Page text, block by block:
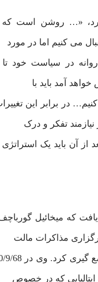
«… روشن است که
می کنیم اما در مورد
در سیاست خود
خواهد آمد باید با
در برابر این
نیازمند تفکر و درک
از آن باید یک استراتژی
یافت که میخائیل
مذاکرات مالت
ایتالیایی که در خصوص